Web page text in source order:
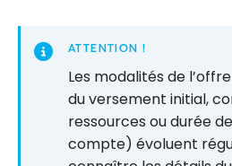
ATTENTION !
Les modalités de
du versement initial,
ressources ou durée
compte) évoluent